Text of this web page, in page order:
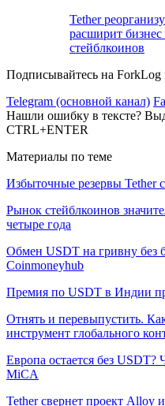
Tether
расширит бизнес
стейблкоинов
Подписывайтесь на ForkLog
Telegram (основной канал)
Нашли ошибку в тексте?
CTRL+ENTER
Материалы по теме
Избыточные резервы Tether
Рынок стейблкоинов
четыре года
Обмен USDT на гривну без
Coinmoneyhub
Премия по USDT в Индии
Отнять и перевыпустить.
инструмент глобального
Европа остается без USDT?
MiCA
Tether свернет проект Alloy